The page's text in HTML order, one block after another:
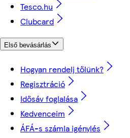
Tesco.hu
Clubcard
Első bevásárlás
Hogyan rendelj tőlünk?
Regisztráció
Idősáv foglalása
Kedvenceim
ÁFÁ-s számla igénylés